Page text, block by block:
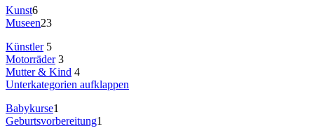
Kunst6
Museen23
Künstler5
Motorräder3
Mutter & Kind 4
Unterkategorien aufklappen
Babykurse1
Geburtsvorbereitung1